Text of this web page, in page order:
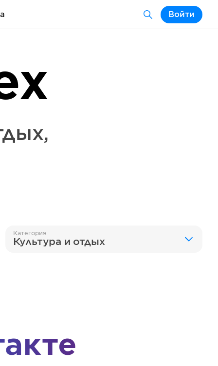
Войти
,
Категория
Культура и отдых